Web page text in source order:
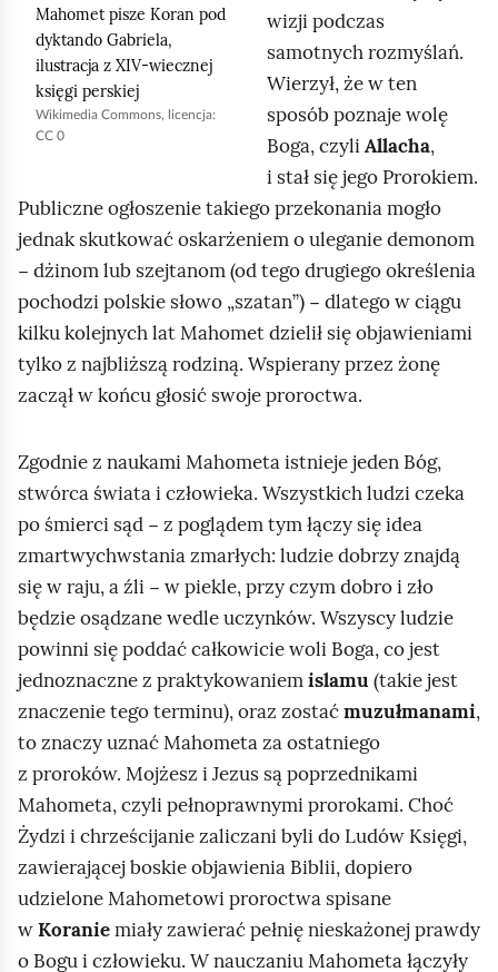
u
c
o
m
i
ć
o
d
g
l
ą
d
Mahomet pisze Koran pod
dyktando Gabriela,
ilustracja z XIV-wiecznej
księgi perskiej
Wikimedia Commons, licencja:
CC 0
wizji podczas
samotnych rozmyślań.
Wierzył, że w ten
sposób poznaje wolę
Boga, czyliAllacha,
i stał się jego Prorokiem.
Publiczne ogłoszenie takiego przekonania mogło
jednak skutkować oskarżeniem o uleganie demonom
− dżinom lub szejtanom (od tego drugiego określenia
pochodzi polskie słowo „szatan”) − dlatego w ciągu
kilku kolejnych lat Mahomet dzielił się objawieniami
tylko z najbliższą rodziną. Wspierany przez żonę
zaczął w końcu głosić swoje proroctwa.
Zgodnie z naukami Mahometa istnieje jeden Bóg,
stwórca świata i człowieka. Wszystkich ludzi czeka
po śmierci sąd − z poglądem tym łączy się idea
zmartwychwstania zmarłych: ludzie dobrzy znajdą
się w raju, a źli − w piekle, przy czym dobro i zło
będzie osądzane wedle uczynków. Wszyscy ludzie
powinni się poddać całkowicie woli Boga, co jest
jednoznaczne z praktykowaniemislamu (takie jest
znaczenie tego terminu), oraz zostaćmuzułmanami,
to znaczy uznać Mahometa za ostatniego
z proroków. Mojżesz i Jezus są poprzednikami
Mahometa, czyli pełnoprawnymi prorokami. Choć
Żydzi i chrześcijanie zaliczani byli do Ludów Księgi,
zawierającej boskie objawienia Biblii, dopiero
udzielone Mahometowi proroctwa spisane
wKoraniemiały zawierać pełnię nieskażonej prawdy
o Bogu i człowieku. W nauczaniu Mahometa łączyły